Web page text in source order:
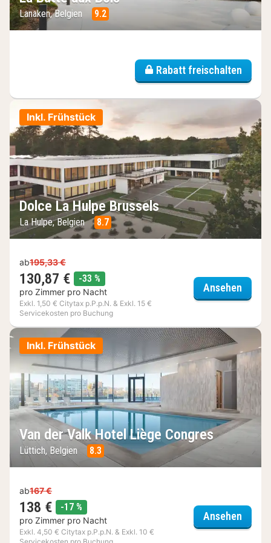
Lanaken, Belgien 9.2
Rabatt freischalten
Inkl. Frühstück
Dolce La Hulpe Brussels
La Hulpe, Belgien 8.7
ab195,33 €
130,87 € -33 %
pro Zimmer pro Nacht
Exkl. 1,50 € Citytax p.P.p.N. & Exkl. 15 €
Servicekosten pro Buchung
Ansehen
Inkl. Frühstück
Van der Valk Hotel Liège Congres
Lüttich, Belgien 8.3
ab167 €
138 € -17 %
pro Zimmer pro Nacht
Exkl. 4,50 € Citytax p.P.p.N. & Exkl. 10 €
Ansehen